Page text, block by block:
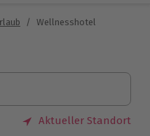
/ Wellnesshotel
Aktueller Standort